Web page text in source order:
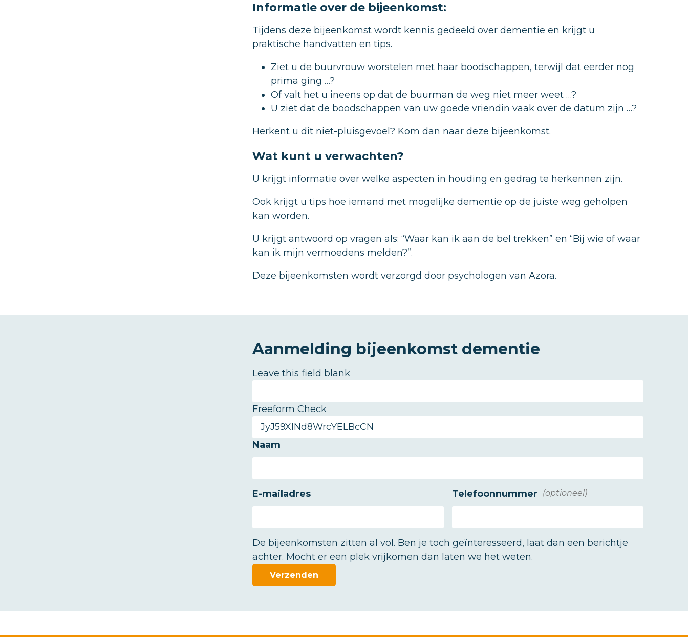
Informatie over de bijeenkomst:
Tijdens deze bijeenkomst wordt kennis gedeeld over dementie en krijgt u
praktische handvatten en tips.
Ziet u de buurvrouw worstelen met haar boodschappen, terwijl dat eerder nog
prima ging …?
Of valt het u ineens op dat de buurman de weg niet meer weet …?
U ziet dat de boodschappen van uw goede vriendin vaak over de datum zijn …?
Herkent u dit niet-pluisgevoel? Kom dan naar deze bijeenkomst.
Wat kunt u verwachten?
U krijgt informatie over welke aspecten in houding en gedrag te herkennen zijn.
Ook krijgt u tips hoe iemand met mogelijke dementie op de juiste weg geholpen
kan worden.
U krijgt antwoord op vragen als: “Waar kan ik aan de bel trekken” en “Bij wie of waar
kan ik mijn vermoedens melden?”.
Deze bijeenkomsten wordt verzorgd door psychologen van Azora.
Aanmelding bijeenkomst dementie
Leave this field blank
Freeform Check
Naam
E-mailadres Telefoonnummer (optioneel)
De bijeenkomsten zitten al vol. Ben je toch geïnteresseerd, laat dan een berichtje
achter. Mocht er een plek vrijkomen dan laten we het weten.
Verzenden